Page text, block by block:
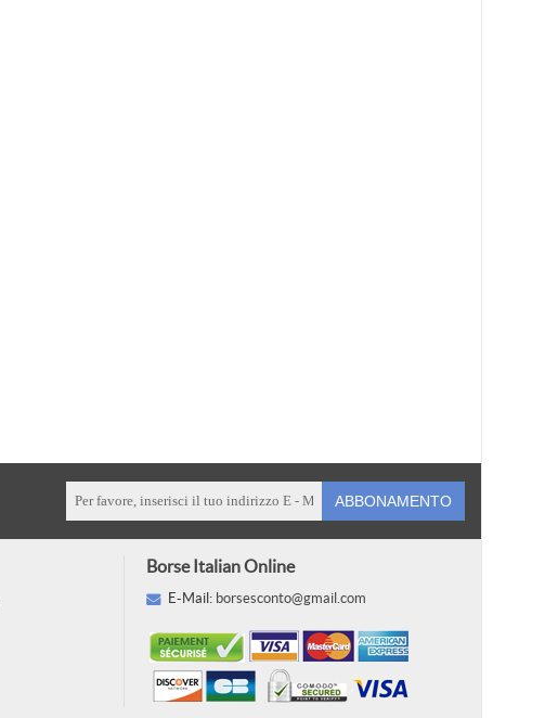
ABBONAMENTO
Borse Italian Online
E-Mail: borsesconto@gmail.com